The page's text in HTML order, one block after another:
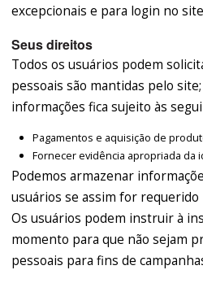
excepcionais e para login no
Seus direitos
Todos os usuários podem
pessoais são mantidas pelo
informações fica sujeito às
Pagamentos e aquisição de
Fornecer evidência apropriada da
Podemos armazenar
usuários se assim for requerido
Os usuários podem instruir à
momento para que não sejam
pessoais para fins de